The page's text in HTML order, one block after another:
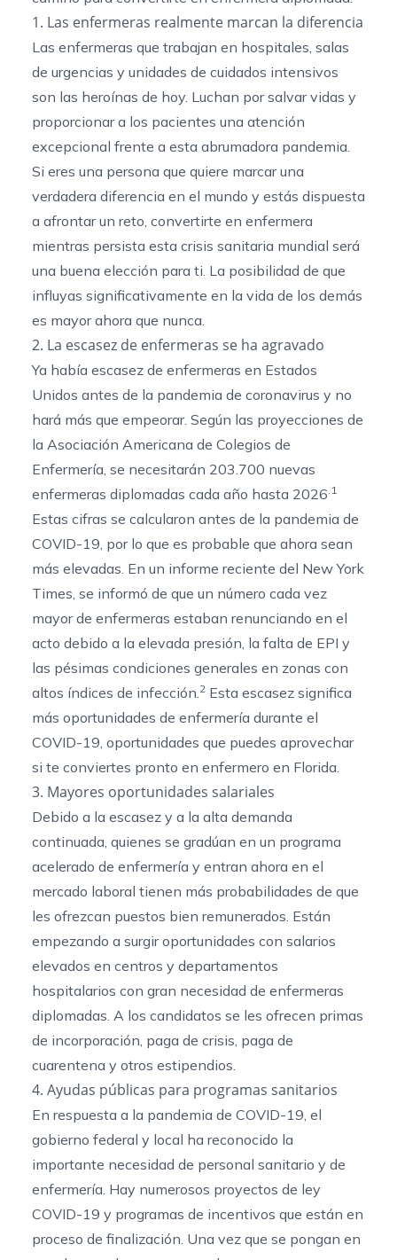
1. Las enfermeras realmente marcan la diferencia
Las enfermeras que trabajan en hospitales, salas
de urgencias y unidades de cuidados intensivos
son las heroínas de hoy. Luchan por salvar vidas y
proporcionar a los pacientes una atención
excepcional frente a esta abrumadora pandemia.
Si eres una persona que quiere marcar una
verdadera diferencia en el mundo y estás dispuesta
a afrontar un reto, convertirte en enfermera
mientras persista esta crisis sanitaria mundial será
una buena elección para ti. La posibilidad de que
influyas significativamente en la vida de los demás
es mayor ahora que nunca.
2. La escasez de enfermeras se ha agravado
Ya había escasez de enfermeras en Estados
Unidos antes de la pandemia de coronavirus y no
hará más que empeorar. Según las proyecciones de
la Asociación Americana de Colegios de
Enfermería, se necesitarán 203.700 nuevas
enfermeras diplomadas cada año hasta 2026.1
Estas cifras se calcularon antes de la pandemia de
COVID-19, por lo que es probable que ahora sean
más elevadas. En un informe reciente del New York
Times, se informó de que un número cada vez
mayor de enfermeras estaban renunciando en el
acto debido a la elevada presión, la falta de EPI y
las pésimas condiciones generales en zonas con
altos índices de infección.2 Esta escasez significa
más oportunidades de enfermería durante el
COVID-19, oportunidades que puedes aprovechar
si te conviertes pronto en enfermero en Florida.
3. Mayores oportunidades salariales
Debido a la escasez y a la alta demanda
continuada, quienes se gradúan en un programa
acelerado de enfermería y entran ahora en el
mercado laboral tienen más probabilidades de que
les ofrezcan puestos bien remunerados. Están
empezando a surgir oportunidades con salarios
elevados en centros y departamentos
hospitalarios con gran necesidad de enfermeras
diplomadas. A los candidatos se les ofrecen primas
de incorporación, paga de crisis, paga de
cuarentena y otros estipendios.
4. Ayudas públicas para programas sanitarios
En respuesta a la pandemia de COVID-19, el
gobierno federal y local ha reconocido la
importante necesidad de personal sanitario y de
enfermería. Hay numerosos proyectos de ley
COVID-19 y programas de incentivos que están en
proceso de finalización. Una vez que se pongan en